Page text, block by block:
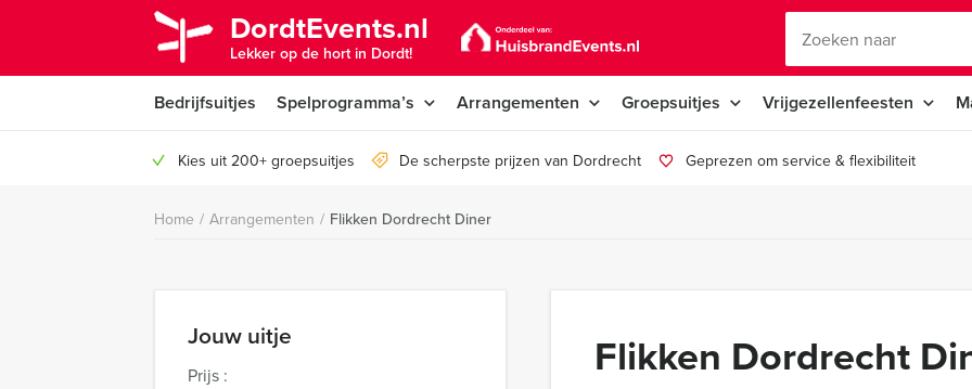
DordtEvents.nl
Lekker op de hort in Dordt!
Bedrijfsuitjes Spelprogramma’s Arrangementen Groepsuitjes Vrijgezellenfeesten
Kies uit 200+ groepsuitjes De scherpste prijzen van Dordrecht Geprezen om service & flexibiliteit
Home / Arrangementen / Flikken Dordrecht Diner
Jouw uitje
Prijs :
Flikken Dordrecht